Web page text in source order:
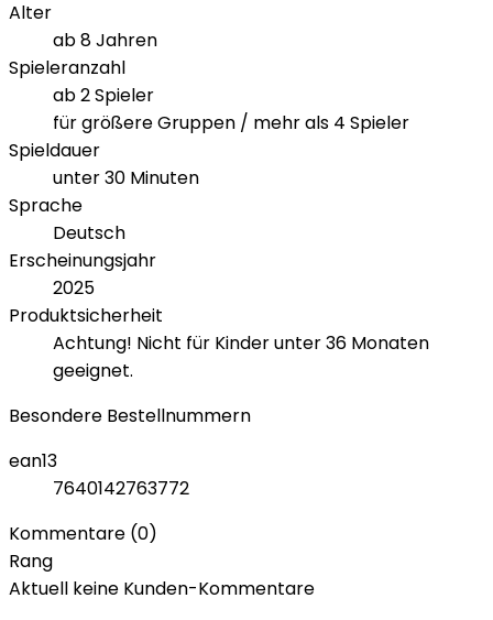
Alter
ab 8 Jahren
Spieleranzahl
ab 2 Spieler
für größere Gruppen / mehr als 4 Spieler
Spieldauer
unter 30 Minuten
Sprache
Deutsch
Erscheinungsjahr
2025
Produktsicherheit
Achtung! Nicht für Kinder unter 36 Monaten
geeignet.
Besondere Bestellnummern
ean13
7640142763772
Kommentare (0)
Rang
Aktuell keine Kunden-Kommentare